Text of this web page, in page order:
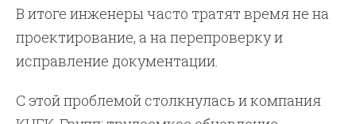
В итоге инженеры часто тратят время не на
проектирование, а на перепроверку и
исправление документации.
С этой проблемой столкнулась и компания